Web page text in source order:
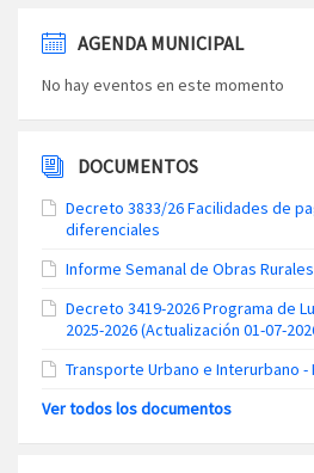
AGENDA MUNICIPAL
No hay eventos en este momento
DOCUMENTOS
Decreto 3833/26 Facilidades de
diferenciales
Informe Semanal de Obras Rurales
Decreto 3419-2026 Programa de
2025-2026 (Actualización 01-07-
Transporte Urbano e Interurbano -
Ver todos los documentos